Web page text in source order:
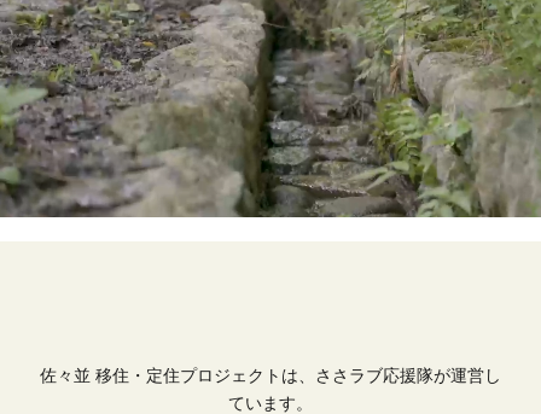
ッ
プ
佐々並 移住・定住プロジェクトは、ささラブ応援隊が運営し
ています。